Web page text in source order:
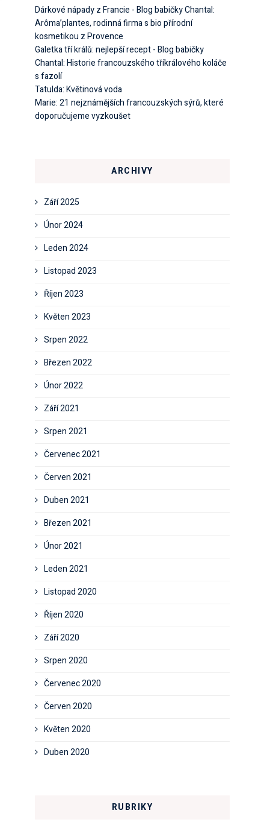
Dárkové nápady z Francie - Blog babičky Chantal:
Arôma’plantes, rodinná firma s bio přírodní
kosmetikou z Provence
Galetka tří králů: nejlepší recept - Blog babičky
Chantal:Historie francouzského tříkrálového koláče
s fazolí
Tatulda:Květinová voda
Marie:21 nejznámějších francouzských sýrů, které
doporučujeme vyzkoušet
ARCHIVY
Září 2025
Únor 2024
Leden 2024
Listopad 2023
Říjen 2023
Květen 2023
Srpen 2022
Březen 2022
Únor 2022
Září 2021
Srpen 2021
Červenec 2021
Červen 2021
Duben 2021
Březen 2021
Únor 2021
Leden 2021
Listopad 2020
Říjen 2020
Září 2020
Srpen 2020
Červenec 2020
Červen 2020
Květen 2020
Duben 2020
RUBRIKY